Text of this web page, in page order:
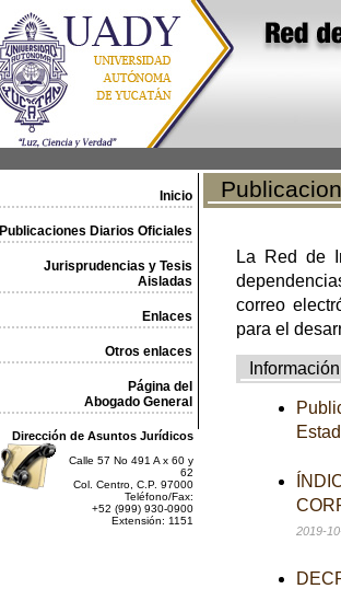
Inicio
Publicaciones Diarios Oficiales
Jurisprudencias y Tesis
Aisladas
Enlaces
Otros enlaces
Página del
Abogado General
Dirección de Asuntos Jurídicos
Calle 57 No 491 A x 60 y
62
Col. Centro, C.P. 97000
Teléfono/Fax:
+52 (999) 930-0900
Extensión: 1151
La Red de
correo
para el
Información
2019-